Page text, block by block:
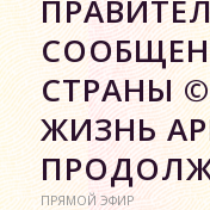
СТРАНЫ
ЖИЗНЬ
ПРЯМОЙ ЭФИР